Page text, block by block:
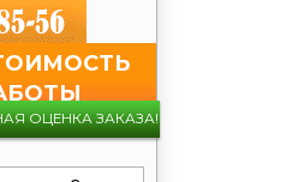
ОЦЕНКА ЗАКАЗА!